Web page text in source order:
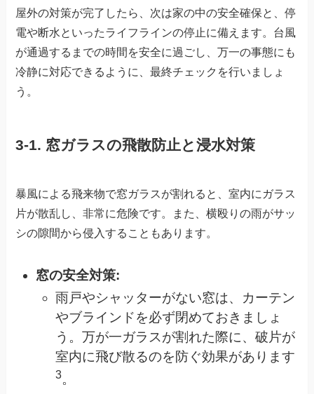
屋外の対策が完了したら、次は家の中の安全確保と、停
電や断水といったライフラインの停止に備えます。台風
が通過するまでの時間を安全に過ごし、万一の事態にも
冷静に対応できるように、最終チェックを行いましょ
う。
3-1. 窓ガラスの飛散防止と浸水対策
暴風による飛来物で窓ガラスが割れると、室内にガラス
片が散乱し、非常に危険です。また、横殴りの雨がサッ
シの隙間から侵入することもあります。
窓の安全対策:
雨戸やシャッターがない窓は、カーテン
やブラインドを必ず閉めておきましょ
う。万が一ガラスが割れた際に、破片が
室内に飛び散るのを防ぐ効果があります
3。